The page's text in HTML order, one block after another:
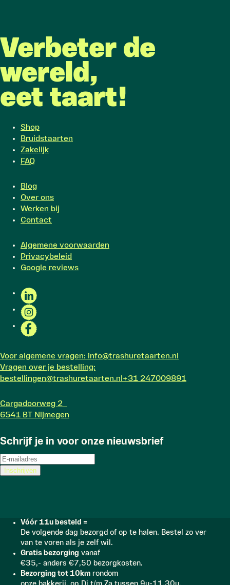
Verbeter de
wereld,
eet taart!
Shop
Bruidstaarten
Zakelijk
FAQ
Blog
Over ons
Werken bij
Contact
Algemene voorwaarden
Privacybeleid
Google reviews
Voor algemene vragen: info@trashuretaarten.nl
Vragen over je bestelling:
bestellingen@trashuretaarten.nl+31 247009891
Cargadoorweg 2
6541 BT Nijmegen
Schrijf je in voor onze nieuwsbrief
Vóór 11u besteld =
De volgende dag bezorgd of op te halen. Bestel zo ver
van te voren als je zelf wil.
Gratis bezorging vanaf
€35,- anders €7,50 bezorgkosten.
Bezorging tot 10km rondom